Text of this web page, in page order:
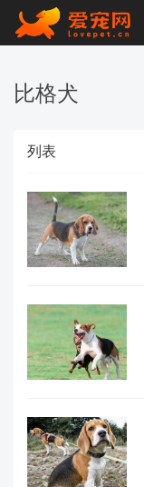
比格犬
列表